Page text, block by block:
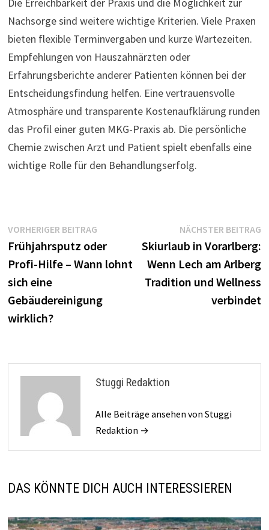
Die Erreichbarkeit der Praxis und die Möglichkeit zur
Nachsorge sind weitere wichtige Kriterien. Viele Praxen
bieten flexible Terminvergaben und kurze Wartezeiten.
Empfehlungen von Hauszahnärzten oder
Erfahrungsberichte anderer Patienten können bei der
Entscheidungsfindung helfen. Eine vertrauensvolle
Atmosphäre und transparente Kostenaufklärung runden
das Profil einer guten MKG-Praxis ab. Die persönliche
Chemie zwischen Arzt und Patient spielt ebenfalls eine
wichtige Rolle für den Behandlungserfolg.
Beitragsnavigation
VORHERIGER BEITRAGVorheriger
Beitrag:
Frühjahrsputz oder
Profi-Hilfe – Wann lohnt
sich eine
Gebäudereinigung
wirklich?
NÄCHSTER BEITRAG
Skiurlaub in Vorarlberg:
Wenn Lech am Arlberg
Tradition und Wellness
verbindet
Stuggi Redaktion
Alle Beiträge ansehen von Stuggi
Redaktion →
DAS KÖNNTE DICH AUCH INTERESSIEREN